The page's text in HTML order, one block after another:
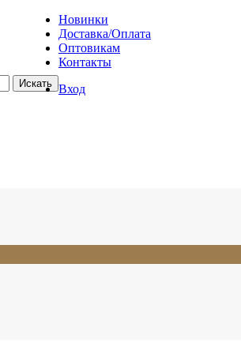
Новинки
Доставка/Оплата
Оптовикам
Контакты
Вход